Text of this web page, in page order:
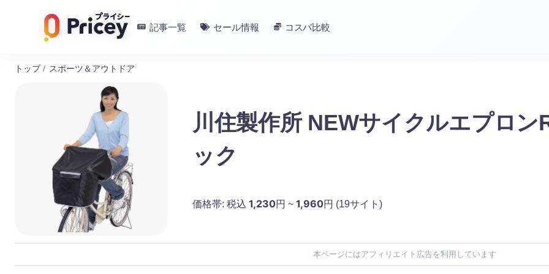
記事一覧 セール情報 コスパ比較
トップ / スポーツ＆アウトドア
川住製作所 NEWサイクルエプロン
ック
価格帯: 税込 1,230円 ~ 1,960円 (19サイト)
本ページにはアフィリエイト広告を利用しています